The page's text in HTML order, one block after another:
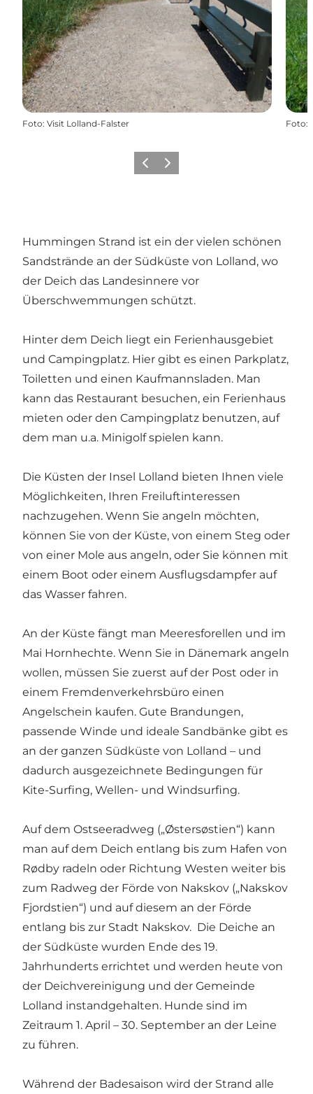
Foto: Visit Lolland-Falster Foto:
ZurückWeiter
Hummingen Strand ist ein der vielen schönen
Sandstrände an der Südküste von Lolland, wo
der Deich das Landesinnere vor
Überschwemmungen schützt.
Hinter dem Deich liegt ein Ferienhausgebiet
und Campingplatz. Hier gibt es einen Parkplatz,
Toiletten und einen Kaufmannsladen. Man
kann das Restaurant besuchen, ein Ferienhaus
mieten oder den Campingplatz benutzen, auf
dem man u.a. Minigolf spielen kann.
Die Küsten der Insel Lolland bieten Ihnen viele
Möglichkeiten, Ihren Freiluftinteressen
nachzugehen. Wenn Sie angeln möchten,
können Sie von der Küste, von einem Steg oder
von einer Mole aus angeln, oder Sie können mit
einem Boot oder einem Ausflugsdampfer auf
das Wasser fahren.
An der Küste fängt man Meeresforellen und im
Mai Hornhechte. Wenn Sie in Dänemark angeln
wollen, müssen Sie zuerst auf der Post oder in
einem Fremdenverkehrsbüro einen
Angelschein kaufen. Gute Brandungen,
passende Winde und ideale Sandbänke gibt es
an der ganzen Südküste von Lolland – und
dadurch ausgezeichnete Bedingungen für
Kite-Surfing, Wellen- und Windsurfing.
Auf dem Ostseeradweg („Østersøstien“) kann
man auf dem Deich entlang bis zum Hafen von
Rødby radeln oder Richtung Westen weiter bis
zum Radweg der Förde von Nakskov („Nakskov
Fjordstien“) und auf diesem an der Förde
entlang bis zur Stadt Nakskov. Die Deiche an
der Südküste wurden Ende des 19.
Jahrhunderts errichtet und werden heute von
der Deichvereinigung und der Gemeinde
Lolland instandgehalten. Hunde sind im
Zeitraum 1. April – 30. September an der Leine
zu führen.
Während der Badesaison wird der Strand alle